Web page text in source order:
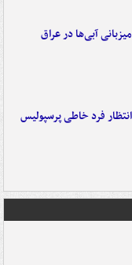
فرد خاطی پرسپولیس